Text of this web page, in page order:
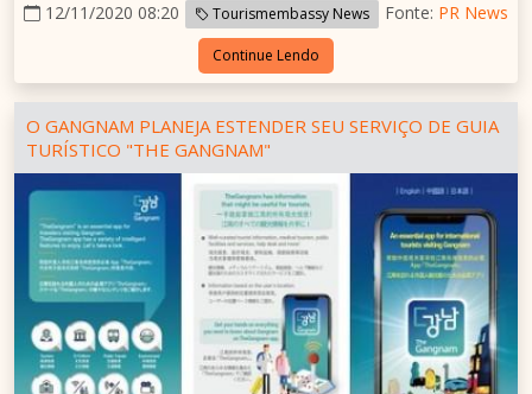
12/11/2020 08:20 Tourismembassy News Fonte: PR News
Continue Lendo
O GANGNAM PLANEJA ESTENDER SEU SERVIÇO DE GUIA
TURÍSTICO "THE GANGNAM"